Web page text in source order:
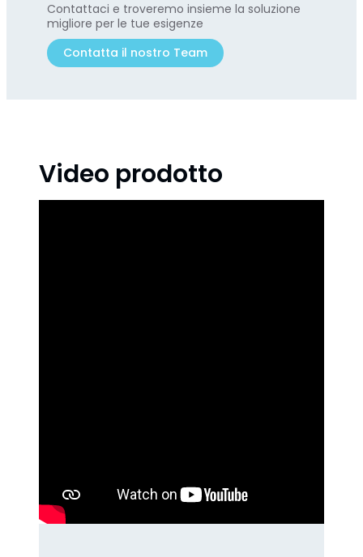
Contattaci e troveremo insieme la soluzione
migliore per le tue esigenze
Contatta il nostro Team
Video prodotto